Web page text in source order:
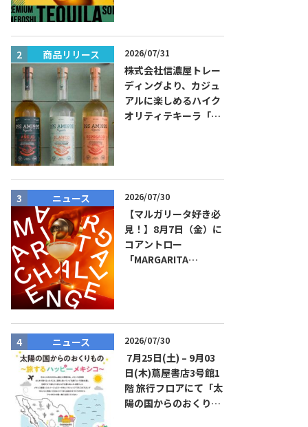
8月限定メニューに！
商品リリース 2026/07/31
株式会社信濃屋トレー
ディングより、カジュ
アルに楽しめるハイク
オリティテキーラ「ド
ニュース 2026/07/30
【マルガリータ好き必
見！】8月7日（金）に
コアントロー
「MARGARITA
無料！
ニュース 2026/07/30
7月25日(土) – 9月03
日(木)蔦屋書店3号館1
階 旅行フロアにて「太
陽の国からのおくりも